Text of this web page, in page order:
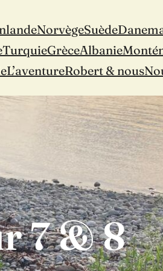
NorvègeSuède
TurquieGrèceAlbanie
L’aventureRobert & nous
7 & 8